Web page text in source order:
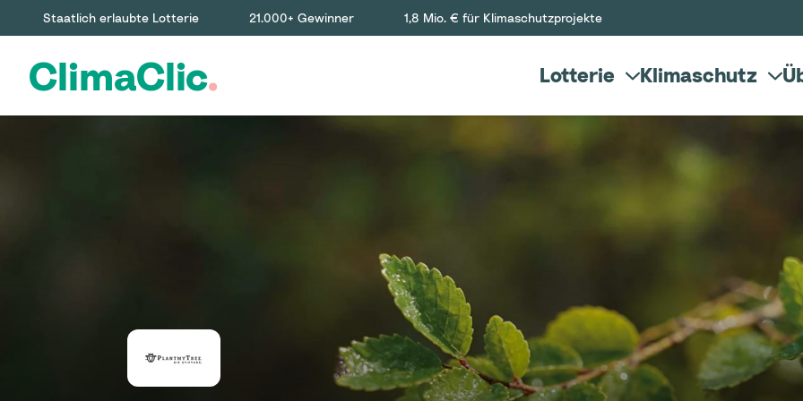
Staatlich erlaubte Lotterie 21.000+ Gewinner 1,8 Mio. € für Klimaschutzprojekte
ClimaClic. Lotterie Klimaschutz